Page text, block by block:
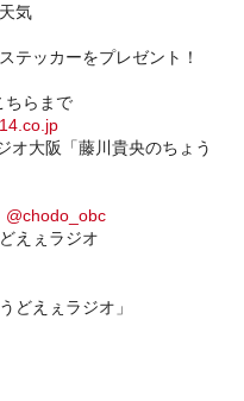
気
テッカーをプレゼント！
ちらまで
オ大阪「藤川貴央のちょう
@chodo_obc
えぇラジオ
どえぇラジオ」